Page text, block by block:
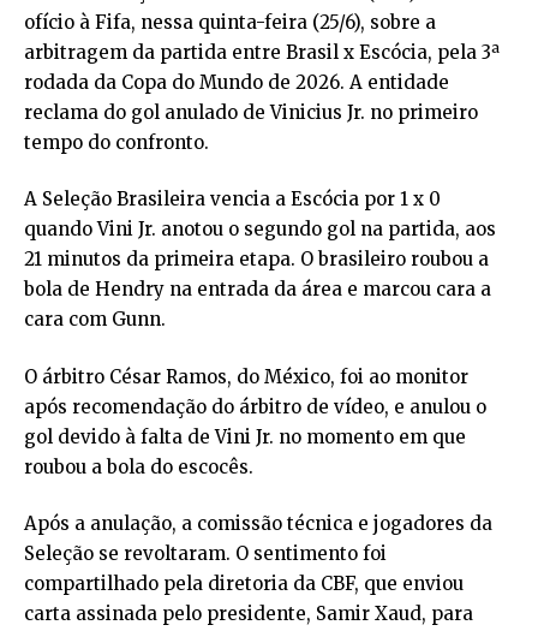
ofício à Fifa, nessa quinta-feira (25/6), sobre a
arbitragem da partida entre Brasil x Escócia, pela 3ª
rodada da Copa do Mundo de 2026. A entidade
reclama do gol anulado de Vinicius Jr. no primeiro
tempo do confronto.
A Seleção Brasileira vencia a Escócia por 1 x 0
quando Vini Jr. anotou o segundo gol na partida, aos
21 minutos da primeira etapa. O brasileiro roubou a
bola de Hendry na entrada da área e marcou cara a
cara com Gunn.
O árbitro César Ramos, do México, foi ao monitor
após recomendação do árbitro de vídeo, e anulou o
gol devido à falta de Vini Jr. no momento em que
roubou a bola do escocês.
Após a anulação, a comissão técnica e jogadores da
Seleção se revoltaram. O sentimento foi
compartilhado pela diretoria da CBF, que enviou
carta assinada pelo presidente, Samir Xaud, para